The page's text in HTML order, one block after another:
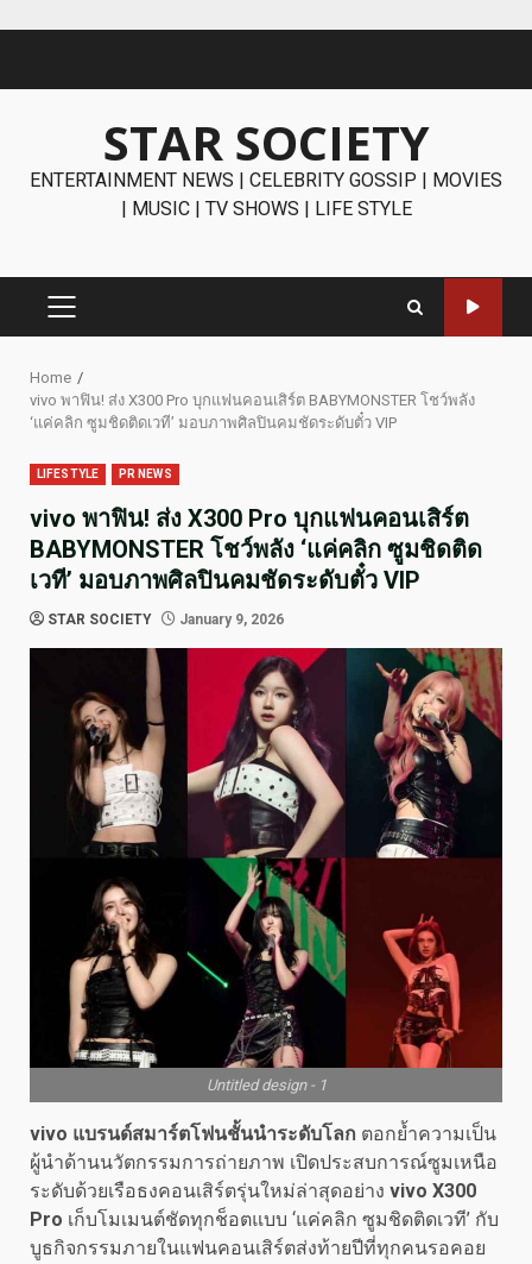
STAR SOCIETY
ENTERTAINMENT NEWS | CELEBRITY GOSSIP | MOVIES
| MUSIC | TV SHOWS | LIFE STYLE
PRIMARY
Home
vivo พาฟิน! ส่ง X300 Pro บุกแฟนคอนเสิร์ต BABYMONSTER โชว์พลัง
‘แค่คลิก ซูมชิดติดเวที’ มอบภาพศิลปินคมชัดระดับตั๋ว VIP
LIFESTYLE PR NEWS
vivo พาฟิน! ส่ง X300 Pro บุกแฟนคอนเสิร์ต
BABYMONSTER โชว์พลัง ‘แค่คลิก ซูมชิดติด
เวที’ มอบภาพศิลปินคมชัดระดับตั๋ว VIP
STAR SOCIETY January 9, 2026
Untitled design - 1
vivo แบรนด์สมาร์ตโฟนชั้นนำระดับโลก ตอกย้ำความเป็น
ผู้นำด้านนวัตกรรมการถ่ายภาพ เปิดประสบการณ์ซูมเหนือ
ระดับด้วยเรือธงคอนเสิร์ตรุ่นใหม่ล่าสุดอย่าง vivo X300
Pro เก็บโมเมนต์ชัดทุกช็อตแบบ ‘แค่คลิก ซูมชิดติดเวที’ กับ
บูธกิจกรรมภายในแฟนคอนเสิร์ตส่งท้ายปีที่ทุกคนรอคอย